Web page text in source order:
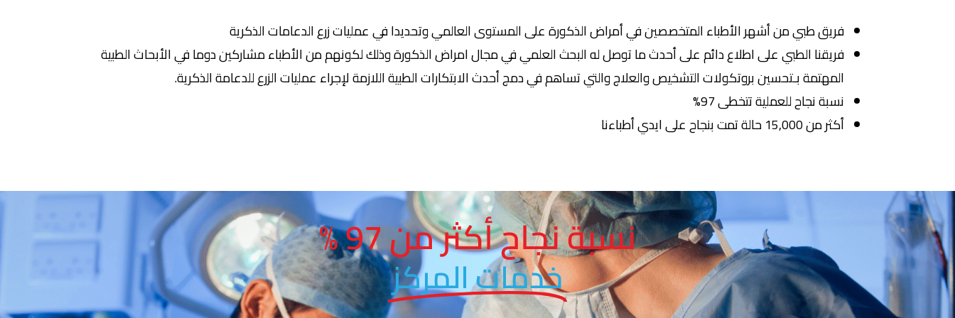
فريق طبي من أشهر الأطباء المتخصصين في أمراض الذكورة على المستوى العالمي وتحديدا في عمليات زرع الدعامات الذكرية
فريقنا الطبي على اطلاع دائم على أحدث ما توصل له البحث العلمي في مجال امراض الذكورة وذلك لكونهم من الأطباء مشاركين دوما في الأبحاث الطبية
المهتمة بـتحسين بروتكولات التشخيص والعلاج والتي تساهم في دمج أحدث الابتكارات الطبية اللازمة لإجراء عمليات الزرع للدعامة الذكرية.
نسبة نجاح للعملية تتخطى 97%
أكثر من 15,000 حالة تمت بنجاح على ايدي أطباءنا
نسبة نجاح أكثر من 97 %
خدمات المركز